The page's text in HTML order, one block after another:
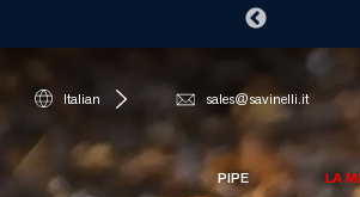
Italian sales@savinelli.it
PIPE LA